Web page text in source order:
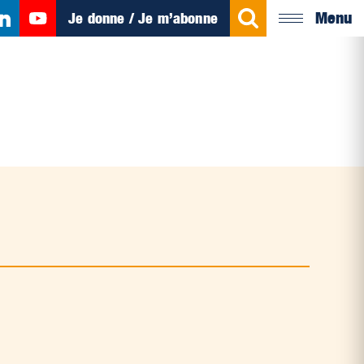
Je donne / Je m’abonne Menu